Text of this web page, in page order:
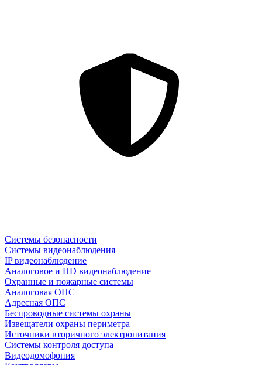
Системы безопасности
Системы видеонаблюдения
IP видеонаблюдение
Аналоговое и HD видеонаблюдение
Охранные и пожарные системы
Аналоговая ОПС
Адресная ОПС
Беспроводные системы охраны
Извещатели охраны периметра
Источники вторичного электропитания
Системы контроля доступа
Видеодомофония